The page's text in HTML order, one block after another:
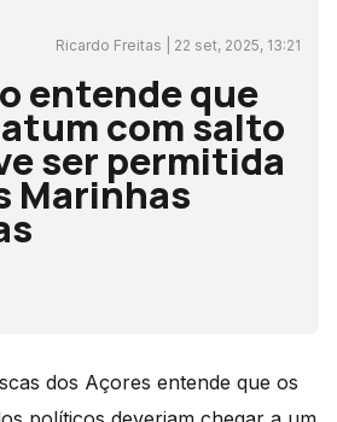
Ricardo Freitas | 22 set, 2025, 13:21
entende que
com salto
ser permitida
Marinhas
dos Açores entende que os